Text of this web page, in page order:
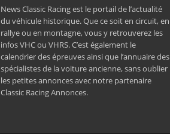
News Classic Racing est le portail de l’actualité
du véhicule historique. Que ce soit en circuit, en
rallye ou en montagne, vous y retrouverez les
infos VHC ou VHRS. C’est également le
calendrier des épreuves ainsi que l’annuaire des
spécialistes de la voiture ancienne, sans oublier
les petites annonces avec notre partenaire
Classic Racing Annonces.